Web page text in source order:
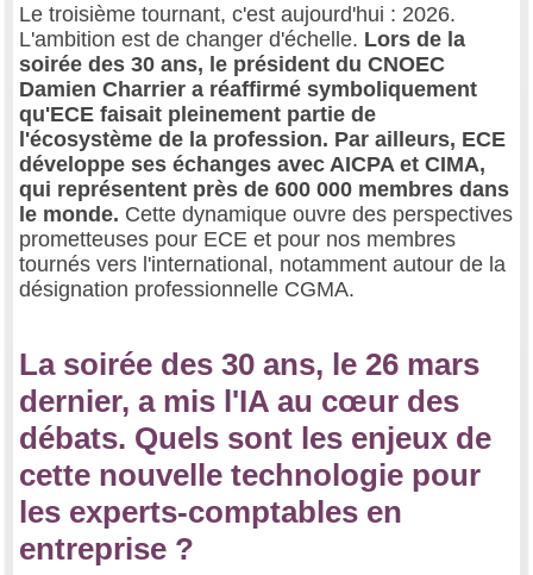
Le troisième tournant, c'est aujourd'hui : 2026.
L'ambition est de changer d'échelle. Lors de la
soirée des 30 ans, le président du CNOEC
Damien Charrier a réaffirmé symboliquement
qu'ECE faisait pleinement partie de
l'écosystème de la profession. Par ailleurs, ECE
développe ses échanges avec AICPA et CIMA,
qui représentent près de 600 000 membres dans
le monde. Cette dynamique ouvre des perspectives
prometteuses pour ECE et pour nos membres
tournés vers l'international, notamment autour de la
désignation professionnelle CGMA.
La soirée des 30 ans, le 26 mars
dernier, a mis l'IA au cœur des
débats. Quels sont les enjeux de
cette nouvelle technologie pour
les experts-comptables en
entreprise ?